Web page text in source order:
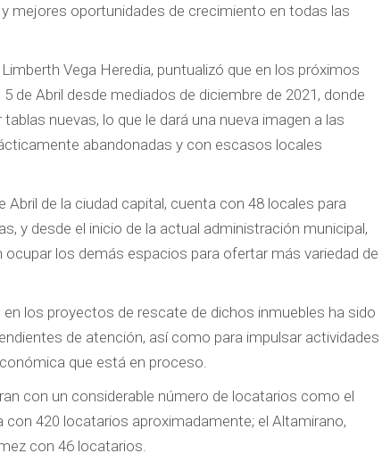
mejores oportunidades de crecimiento en todas las
Vega Heredia, puntualizó que en los próximos
de Abril desde mediados de diciembre de 2021, donde
nuevas, lo que le dará una nueva imagen a las
abandonadas y con escasos locales
de la ciudad capital, cuenta con 48 locales para
y desde el inicio de la actual administración municipal,
los demás espacios para ofertar más variedad de
los proyectos de rescate de dichos inmuebles ha sido
de atención, así como para impulsar actividades
que está en proceso.
con un considerable número de locatarios como el
420 locatarios aproximadamente; el Altamirano,
con 46 locatarios.